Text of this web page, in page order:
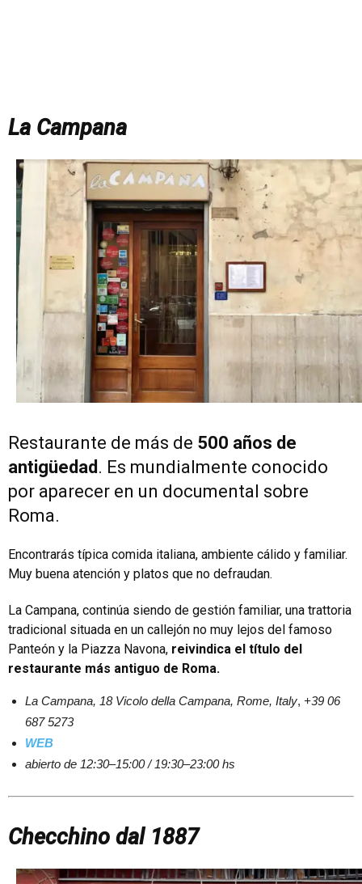
La Campana
Restaurante de más de 500 años de
antigüedad . Es mundialmente conocido
por aparecer en un documental sobre
Roma.
Encontrarás típica comida italiana, ambiente cálido y familiar.
Muy buena atención y platos que no defraudan.
La Campana, continúa siendo de gestión familiar, una trattoria
tradicional situada en un callejón no muy lejos del famoso
Panteón y la Piazza Navona, reivindica el título del
restaurante más antiguo de Roma.
La Campana, 18 Vicolo della Campana, Rome, Italy, +39 06
687 5273
WEB
abierto de 12:30–15:00 / 19:30–23:00 hs
Checchino dal 1887